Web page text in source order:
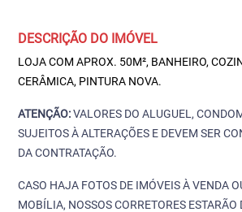
DESCRIÇÃO DO IMÓVEL
LOJA COM APROX. 50M², BANHEIRO,
CERÂMICA, PINTURA NOVA.
ATENÇÃO:VALORES DO ALUGUEL,
SUJEITOS À ALTERAÇÕES E DEVEM SER
DA CONTRATAÇÃO.
CASO HAJA FOTOS DE IMÓVEIS À VENDA
MOBÍLIA, NOSSOS CORRETORES